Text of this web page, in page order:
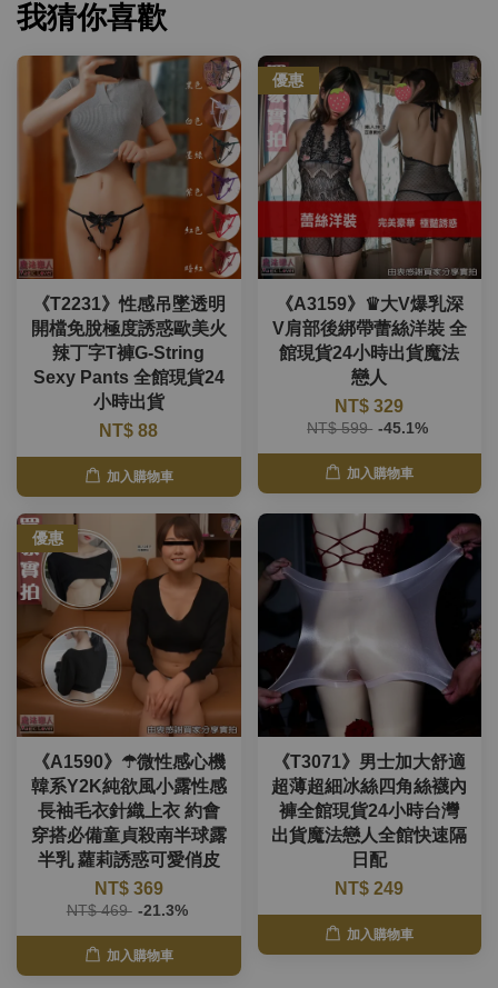
我猜你喜歡
《T2231》性感吊墜透明
開檔免脫極度誘惑歐美火
辣丁字T褲G-String
Sexy Pants 全館現貨24
小時出貨
NT$ 88
加入購物車
優惠
《A3159》♛大V爆乳深
V肩部後綁帶蕾絲洋裝 全
館現貨24小時出貨魔法
戀人
NT$ 329
NT$ 599 -45.1%
加入購物車
優惠
《A1590》☂微性感心機
韓系Y2K純欲風小露性感
長袖毛衣針織上衣 約會
穿搭必備童貞殺南半球露
半乳 蘿莉誘惑可愛俏皮
NT$ 369
NT$ 469 -21.3%
加入購物車
《T3071》男士加大舒適
超薄超細冰絲四角絲襪內
褲全館現貨24小時台灣
出貨魔法戀人全館快速隔
日配
NT$ 249
加入購物車